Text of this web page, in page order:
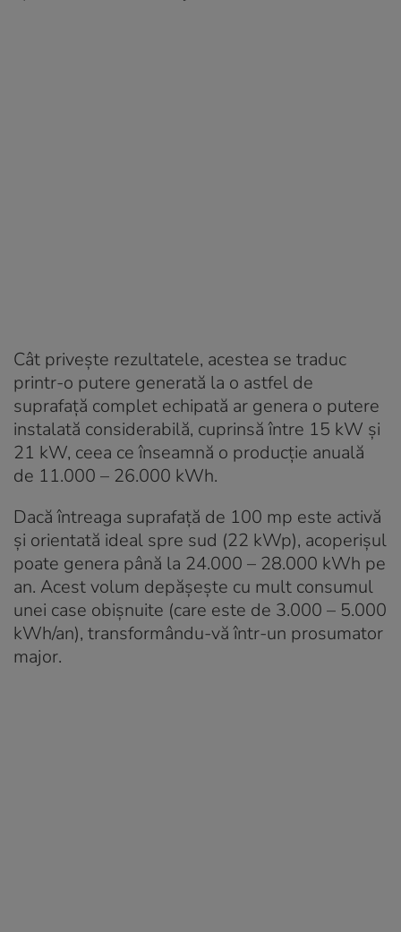
Cât privește rezultatele, acestea se traduc
printr-o putere generată la o astfel de
suprafață complet echipată ar genera o putere
instalată considerabilă, cuprinsă între 15 kW și
21 kW, ceea ce înseamnă o producție anuală
de 11.000 – 26.000 kWh.
Dacă întreaga suprafață de 100 mp este activă
și orientată ideal spre sud (22 kWp), acoperișul
poate genera până la 24.000 – 28.000 kWh pe
an. Acest volum depășește cu mult consumul
unei case obișnuite (care este de 3.000 – 5.000
kWh/an), transformându-vă într-un prosumator
major.